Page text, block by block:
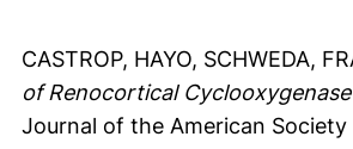
CASTROP, HAYO, SCHWEDA,
of Renocortical
Journal of the American